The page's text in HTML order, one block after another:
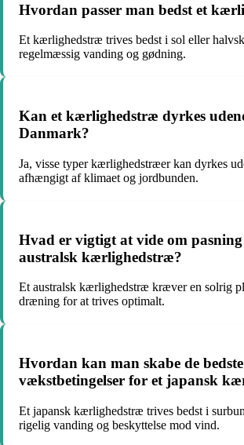
Hvordan passer man bedst et
Et kærlighedstræ trives bedst i sol eller
regelmæssig vanding og gødning.
Kan et kærlighedstræ dyrkes
Danmark?
Ja, visse typer kærlighedstræer kan dyrkes
afhængigt af klimaet og jordbunden.
Hvad er vigtigt at vide om
australsk kærlighedstræ?
Et australsk kærlighedstræ kræver en solrig
dræning for at trives optimalt.
Hvordan kan man skabe de bedste
vækstbetingelser for et japansk
Et japansk kærlighedstræ trives bedst i
rigelig vanding og beskyttelse mod vind.